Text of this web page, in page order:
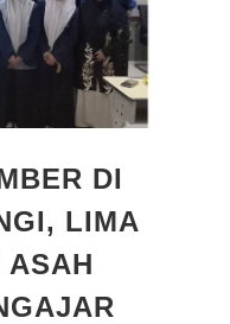
DI
LIMA
ASAH